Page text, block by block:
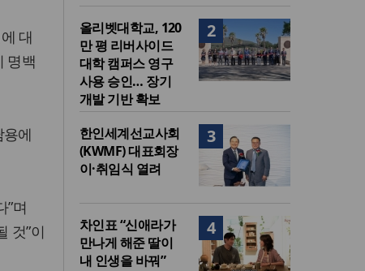
대
명백
에
”며
것”이
2
올리벳대학교, 120
만 평 리버사이드
대학 캠퍼스 영구
사용 승인… 장기
개발 기반 확보
3
한인세계선교사회
(KWMF) 대표회장
이·취임식 열려
4
차인표 “신애라가
만나게 해준 딸이
내 인생을 바꿔”